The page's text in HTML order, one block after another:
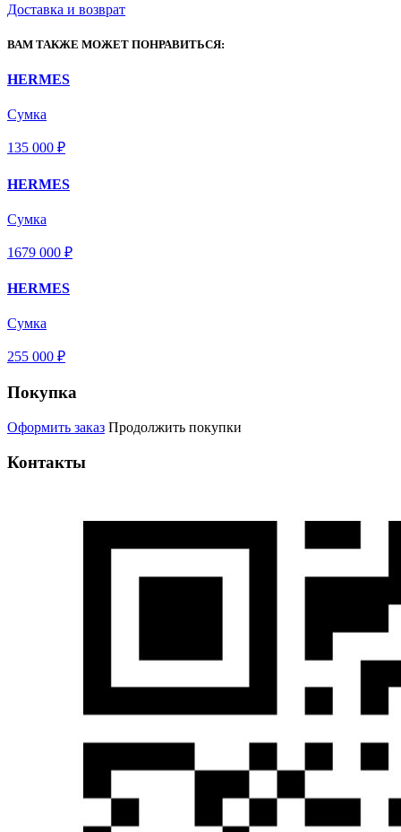
Доставка и возврат
ВАМ ТАКЖЕ МОЖЕТ ПОНРАВИТЬСЯ:
HERMES
Сумка
135 000 ₽
HERMES
Сумка
1679 000 ₽
HERMES
Сумка
255 000 ₽
Покупка
Оформить заказ Продолжить покупки
Контакты